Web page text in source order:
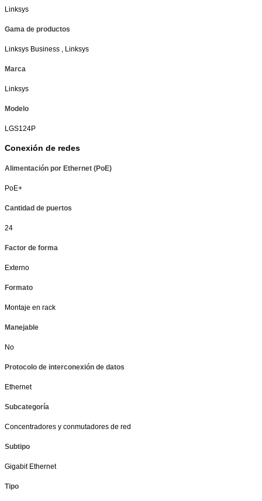
Linksys
Gama de productos
Linksys Business , Linksys
Marca
Linksys
Modelo
LGS124P
Conexión de redes
Alimentación por Ethernet (PoE)
PoE+
Cantidad de puertos
24
Factor de forma
Externo
Formato
Montaje en rack
Manejable
No
Protocolo de interconexión de datos
Ethernet
Subcategoría
Concentradores y conmutadores de red
Subtipo
Gigabit Ethernet
Tipo